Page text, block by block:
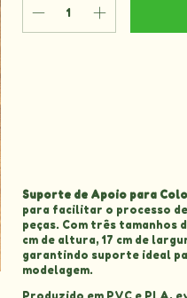
Suporte de Apoio para
para facilitar o processo
peças. Com três tamanhos
cm de altura, 17 cm de
garantindo suporte ideal
modelagem.